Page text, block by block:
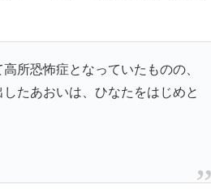
所恐怖症となっていたものの、
たあおいは、ひなたをはじめと